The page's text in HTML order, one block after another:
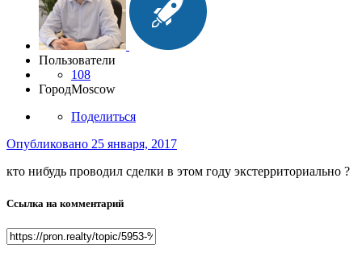
Пользователи
108
ГородMoscow
Поделиться
Опубликовано 25 января, 2017
кто нибудь проводил сделки в этом году экстерриториально ?
Ссылка на комментарий